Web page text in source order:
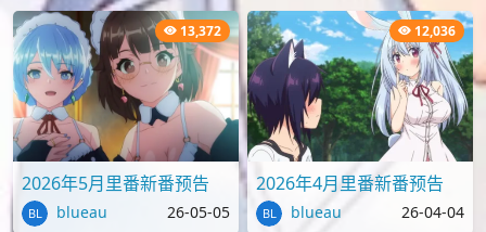
13,372
2026年5月里番新番预告
blueau 26-05-05
12,036
2026年4月里番新番预告
blueau 26-04-04